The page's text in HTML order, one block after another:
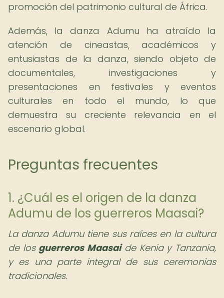
promoción del patrimonio cultural de África.
Además, la danza Adumu ha atraído la
atención de cineastas, académicos y
entusiastas de la danza, siendo objeto de
documentales, investigaciones y
presentaciones en festivales y eventos
culturales en todo el mundo, lo que
demuestra su creciente relevancia en el
escenario global.
Preguntas frecuentes
1. ¿Cuál es el origen de la danza
Adumu de los guerreros Maasai?
La danza Adumu tiene sus raíces en la cultura
de los guerreros Maasaide Kenia y Tanzania,
y es una parte integral de sus ceremonias
tradicionales.